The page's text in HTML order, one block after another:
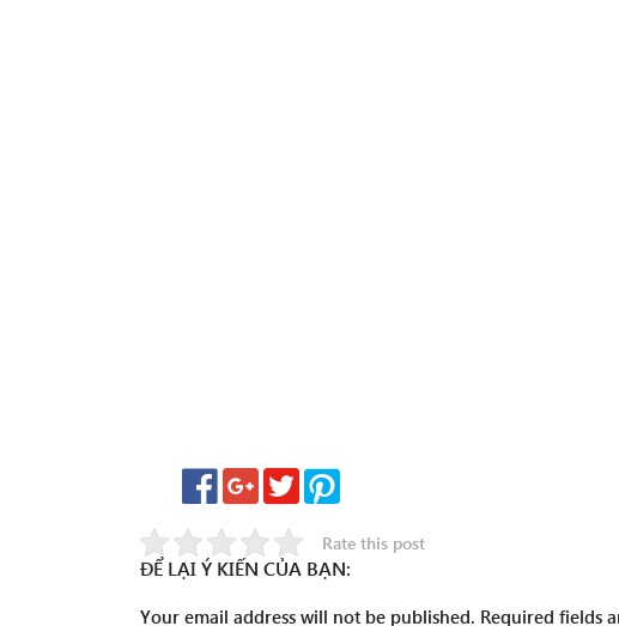
Rate this post
ĐỂ LẠI Ý KIẾN CỦA BẠN:
Your email address will not be published. Required fields